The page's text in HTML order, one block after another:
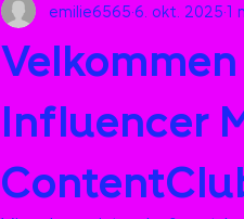
Influencer
emilie6565 6. okt. 2025 1